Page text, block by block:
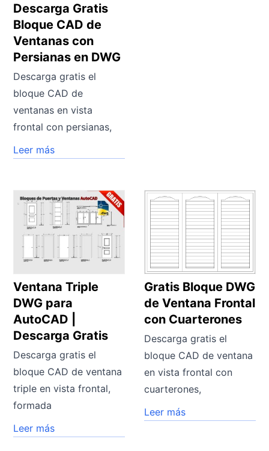
Descarga Gratis
Bloque CAD de
Ventanas con
Persianas en DWG
Descarga gratis el
bloque CAD de
ventanas en vista
frontal con persianas,
Leer más
Ventana Triple
DWG para
AutoCAD |
Descarga Gratis
Descarga gratis el
bloque CAD de ventana
triple en vista frontal,
formada
Leer más
Gratis Bloque DWG
de Ventana Frontal
con Cuarterones
Descarga gratis el
bloque CAD de ventana
en vista frontal con
cuarterones,
Leer más